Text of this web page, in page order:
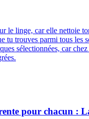
le linge, car elle
tu trouves parmi tous
sélectionnées, car
pour chacun :